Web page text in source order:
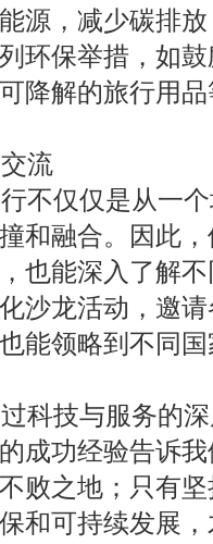
源，减少碳排
环保举措，如
降解的旅行用
流
不仅仅是从一
和融合。因此
也能深入了解
沙龙活动，邀
能领略到不同
科技与服务的
成功经验告诉
败之地；只有
和可持续发展